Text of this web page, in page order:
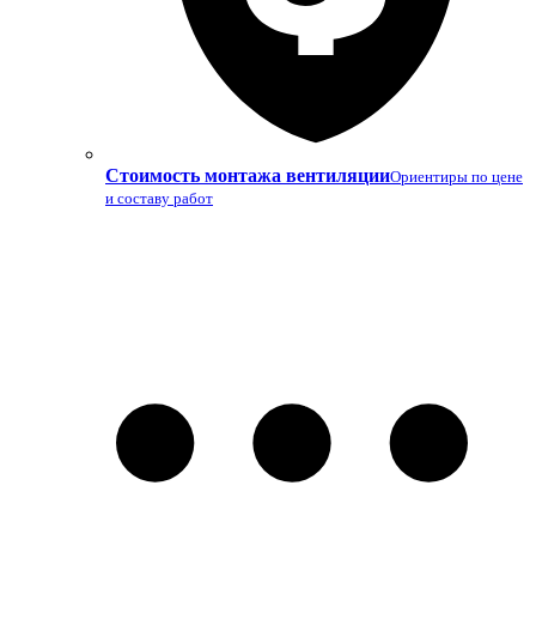
Стоимость монтажа вентиляцииОриентиры по цене
и составу работ